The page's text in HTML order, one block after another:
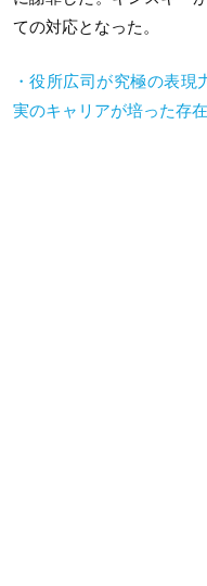
ての対応となった。
・役所広司が究極の表現
実のキャリアが培った存